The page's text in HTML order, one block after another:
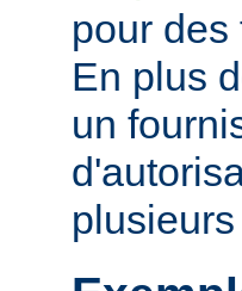
pour
En plus
un